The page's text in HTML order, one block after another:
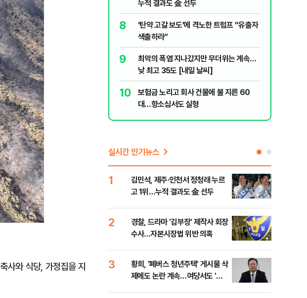
사와 식당, 가정집을 지
주시장의 재치 있는 제안…추천 2000
근길에 우연히 복권 샀는데…" 1등 5억
당첨자 사연은?
찰, 드라마 '김부장' 제작사 회장 수사…
본시장법 위반 의혹
, '20·30 민심' 확보에 분주…국민의힘,
년 지지' 사수 위해 李 견제 사활
누적 결과도 金 선두
8
‘탄약 고갈 보도’에 격노한 트럼프 “유출자
색출하라”
9
최악의 폭염 지나갔지만 무더위는 계속…
낮 최고 35도 [내일 날씨]
10
보험금 노리고 회사 건물에 불 지른 60
대…항소심서도 실형
실시간 인기뉴스
1
김민석, 제주·인천서 정청래 누르
고 1위…누적 결과도 金 선두
2
경찰, 드라마 '김부장' 제작사 회장
수사…자본시장법 위반 의혹
3
황희, '폐버스 청년주택' 게시물 삭
제에도 논란 계속…여당서도 '내